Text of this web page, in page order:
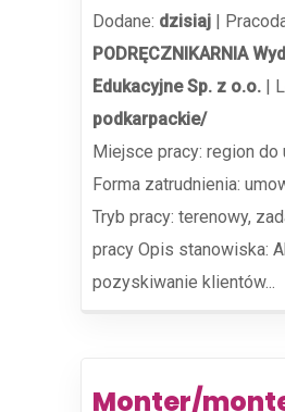
Dodane: dzisiaj |
PODRĘCZNIKARNIA
Edukacyjne Sp. z o.o. |
podkarpackie/
Miejsce pracy: region do
Forma zatrudnienia:
Tryb pracy: terenowy,
pracy Opis stanowiska:
pozyskiwanie klientów...
Monter/